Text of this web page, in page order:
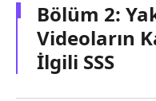
Bölüm 2:
Videoların
İlgili SSS